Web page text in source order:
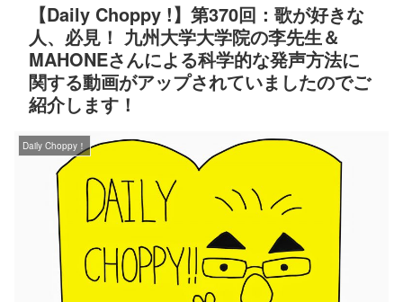
【Daily Choppy !】第370回：歌が好きな
人、必見！ 九州大学大学院の李先生＆
MAHONEさんによる科学的な発声方法に
関する動画がアップされていましたのでご
紹介します！
Daily Choppy！